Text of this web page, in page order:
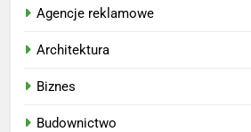
Agencje reklamowe
Architektura
Biznes
Budownictwo